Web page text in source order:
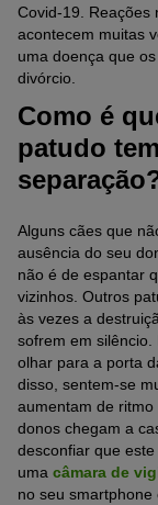
Covid-19. Reações
acontecem muitas
uma doença que
divórcio.
Como é
patudo
Alguns cães que
ausência do seu
não é de espantar
vizinhos. Outros
às vezes a
sofrem em silêncio.
olhar para a porta
disso, sentem-se
aumentam de
donos chegam a
desconfiar que
uma câmara de
no seu